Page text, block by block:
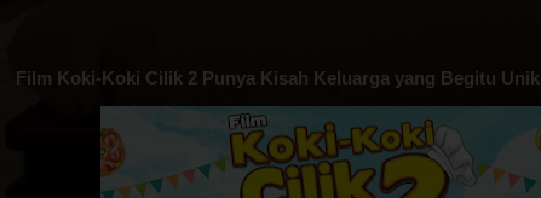
Film Koki-Koki Cilik 2 Punya Kisah Keluarga yang Begitu Unik